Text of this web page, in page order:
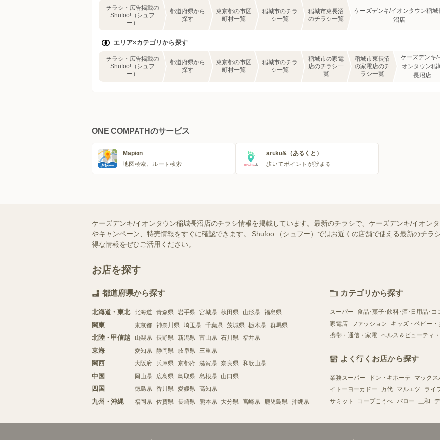
チラシ・広告掲載の
Shufoo!（シュフ
ー）
都道府県から
探す
東京都の市区
町村一覧
稲城市のチラ
シ一覧
稲城市東長沼
のチラシ一覧
ケーズデンキ/イオンタウン稲城
沼店
エリア×カテゴリから探す
チラシ・広告掲載の
Shufoo!（シュフ
ー）
都道府県から
探す
東京都の市区
町村一覧
稲城市のチラ
シ一覧
稲城市の家電
店のチラシ一
覧
稲城市東長沼
の家電店のチ
ラシ一覧
ケーズデンキ/
オンタウン稲
長沼店
ONE COMPATHのサービス
Mapion
地図検索、ルート検索
aruku&（あるくと）
歩いてポイントが貯まる
ケーズデンキ/イオンタウン稲城長沼店のチラシ情報を掲載しています。最新のチラシで、ケーズデンキ/イオン
やキャンペーン、特売情報をすぐに確認できます。 Shufoo!（シュフー）ではお近くの店舗で使える最新のチラ
得な情報をぜひご活用ください。
お店を探す
都道府県から探す
北海道・東北 北海道 青森県 岩手県 宮城県 秋田県 山形県 福島県
関東 東京都 神奈川県 埼玉県 千葉県 茨城県 栃木県 群馬県
北陸・甲信越 山梨県 長野県 新潟県 富山県 石川県 福井県
東海 愛知県 静岡県 岐阜県 三重県
関西 大阪府 兵庫県 京都府 滋賀県 奈良県 和歌山県
中国 岡山県 広島県 鳥取県 島根県 山口県
四国 徳島県 香川県 愛媛県 高知県
九州・沖縄 福岡県 佐賀県 長崎県 熊本県 大分県 宮崎県 鹿児島県 沖縄県
カテゴリから探す
スーパー 食品･菓子･飲料･酒･日用品･コ
家電店
ファッション キッズ・ベビー・
携帯・通信・家電 ヘルス＆ビューティ
よく行くお店から探す
業務スーパー ドン・キホーテ マックス
イトーヨーカドー
万代 マルエツ ライ
サミット
コープこうべ バロー 三和